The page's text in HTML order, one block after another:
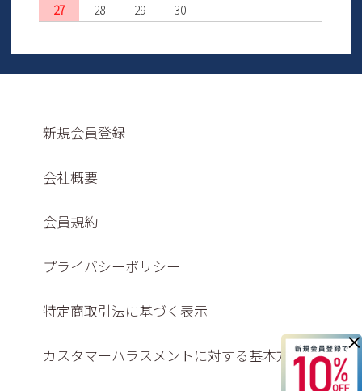
×
27
28 29 30
新規会員登録
会社概要
会員規約
プライバシーポリシー
特定商取引法に基づく表示
カスタマーハラスメントに対する基本方針